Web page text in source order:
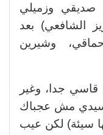
صديقي وزميلي
الشافعي) بعد
وشيرين
جدا، وغير
سيدي مش عجباك
سيئة) لكن عيب